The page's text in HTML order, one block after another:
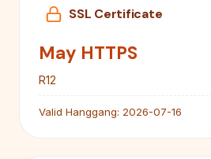
SSL Certificate
May HTTPS
R12
Valid Hanggang: 2026-07-16